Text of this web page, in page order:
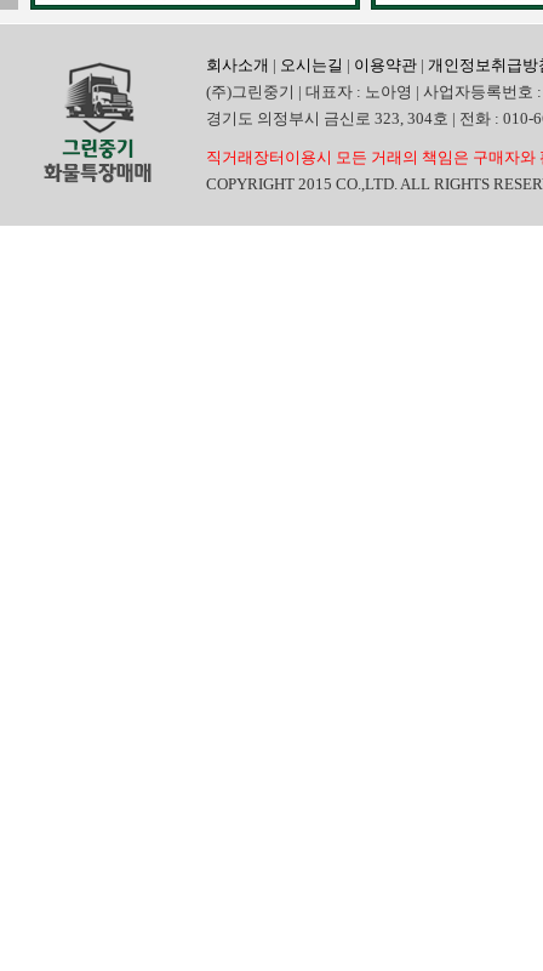
회사소개 | 오시는길 | 이용약관 | 개인정보취급방
(주)그린중기 | 대표자 : 노아영 | 사업자등록번호
경기도 의정부시 금신로 323, 304호 | 전화 :
직거래장터이용시 모든 거래의 책임은 구매자
COPYRIGHT 2015 CO.,LTD. ALL RIGHTS